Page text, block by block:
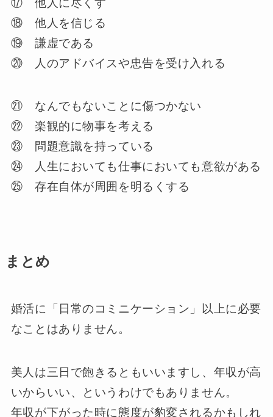
⑰ 他人に尽くす
⑱ 他人を信じる
⑲ 謙虚である
⑳ 人のアドバイスや忠告を受け入れる
㉑ なんでもないことに傷つかない
㉒ 楽観的に物事を考える
㉓ 問題意識を持っている
㉔ 人生においても仕事においても意欲がある
㉕ 存在自体が周囲を明るくする
まとめ
婚活に「日常のコミニケーション」以上に必要
なことはありません。
美人は三日で飽きるともいいますし、年収が高
いからいい、というわけでもありません。
年収が下がった時に態度が豹変されるかもしれ